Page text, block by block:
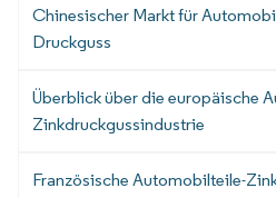
Chinesischer Markt für
Druckguss
Überblick über die europäische
Zinkdruckgussindustrie
Französische Automobilteile-